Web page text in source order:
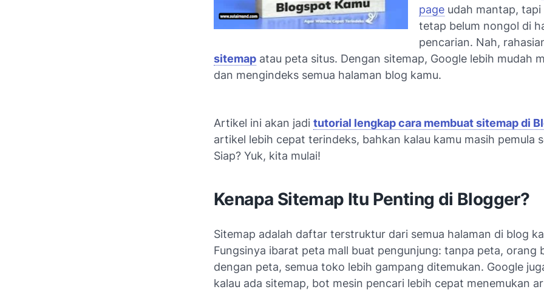
page udah mantap,
tetap belum nongol di
pencarian. Nah,
sitemap atau peta situs. Dengan sitemap, Google lebih mudah
dan mengindeks semua halaman blog kamu.
Artikel ini akan jadi tutorial lengkap cara membuat sitemap di
artikel lebih cepat terindeks, bahkan kalau kamu masih pemula
Siap? Yuk, kita mulai!
Kenapa Sitemap Itu Penting di Blogger?
Sitemap adalah daftar terstruktur dari semua halaman di blog
Fungsinya ibarat peta mall buat pengunjung: tanpa peta, orang
dengan peta, semua toko lebih gampang ditemukan. Google
kalau ada sitemap, bot mesin pencari lebih cepat menemukan